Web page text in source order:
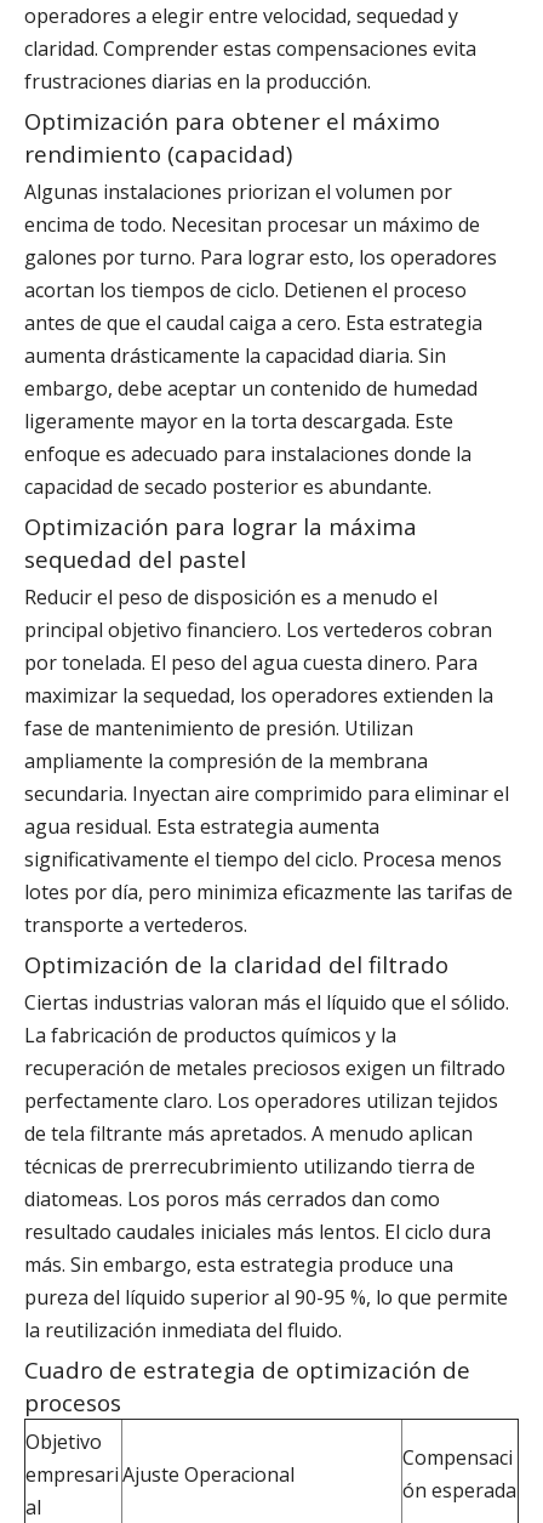
operadores a elegir entre velocidad, sequedad y
claridad. Comprender estas compensaciones evita
frustraciones diarias en la producción.
Optimización para obtener el máximo
rendimiento (capacidad)
Algunas instalaciones priorizan el volumen por
encima de todo. Necesitan procesar un máximo de
galones por turno. Para lograr esto, los operadores
acortan los tiempos de ciclo. Detienen el proceso
antes de que el caudal caiga a cero. Esta estrategia
aumenta drásticamente la capacidad diaria. Sin
embargo, debe aceptar un contenido de humedad
ligeramente mayor en la torta descargada. Este
enfoque es adecuado para instalaciones donde la
capacidad de secado posterior es abundante.
Optimización para lograr la máxima
sequedad del pastel
Reducir el peso de disposición es a menudo el
principal objetivo financiero. Los vertederos cobran
por tonelada. El peso del agua cuesta dinero. Para
maximizar la sequedad, los operadores extienden la
fase de mantenimiento de presión. Utilizan
ampliamente la compresión de la membrana
secundaria. Inyectan aire comprimido para eliminar el
agua residual. Esta estrategia aumenta
significativamente el tiempo del ciclo. Procesa menos
lotes por día, pero minimiza eficazmente las tarifas de
transporte a vertederos.
Optimización de la claridad del filtrado
Ciertas industrias valoran más el líquido que el sólido.
La fabricación de productos químicos y la
recuperación de metales preciosos exigen un filtrado
perfectamente claro. Los operadores utilizan tejidos
de tela filtrante más apretados. A menudo aplican
técnicas de prerrecubrimiento utilizando tierra de
diatomeas. Los poros más cerrados dan como
resultado caudales iniciales más lentos. El ciclo dura
más. Sin embargo, esta estrategia produce una
pureza del líquido superior al 90-95 %, lo que permite
la reutilización inmediata del fluido.
Cuadro de estrategia de optimización de
procesos
Objetivo
empresari
al
Ajuste Operacional
Compensaci
ón esperada